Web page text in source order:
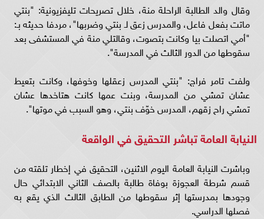
وقال والد الطالبة الراحلة منة، خلال تصريحات تليفزيونية: "بنتي
ماتت بفعل فاعل، والمدرس زعق لـ بنتي وضربها"، مردفا حديثه بـ:
"أمي اتصلت بيا وكانت بتصوت، وقالتلي منة في المستشفى بعد
سقوطها من الدور الثالث في المدرسة".
ولفت تامر فراج: "بنتي المدرس زعقلها وخوفها، وكانت بتعيط
عشان تمشي من المدرسة، وبنت عمها كانت هتاخدها عشان
تمشي راح زقهم، المدرس خوّف بنتي، وهو السبب في موتها".
النيابة العامة تباشر التحقيق في الواقعة
وباشرت النيابة العامة اليوم الاثنين، التحقيق في إخطار تلقته من
قسم شرطة العجوزة بوفاة طالبة بالصف الثاني الابتدائي حال
وجودها بمدرستها إثر سقوطها من الطابق الثالث الذي يقع به
فصلها الدراسي.